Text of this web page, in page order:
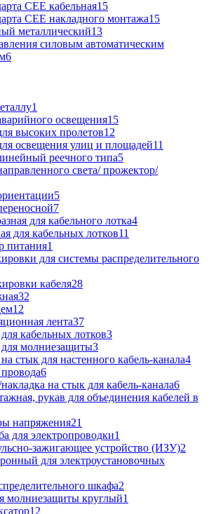
СЕЕ кабельная15
СЕЕ накладного монтажа15
металлический13
силовым автоматическим
6
1
освещения15
высоких пролетов12
освещения улиц и площадей11
реечного типа5
света/ прожектор/
5
7
для кабельного лотка4
для кабельных лотков11
питания1
для системы распределительного
кабеля28
32
12
лента37
кабельных лотков3
молниезащиты3
стык для настенного кабель-канала4
6
на стык для кабель-канала6
рукав для объединения кабелей в
напряжения21
для электропроводки1
зажигающее устройство (ИЗУ)2
для электроустановочных
шкафа2
молниезащиты круглый1
12